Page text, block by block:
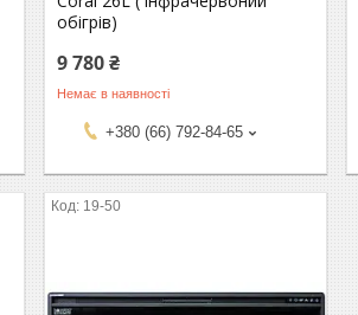
обігрів)
9 780 ₴
Немає в наявності
+380 (66) 792-84-65
19-50